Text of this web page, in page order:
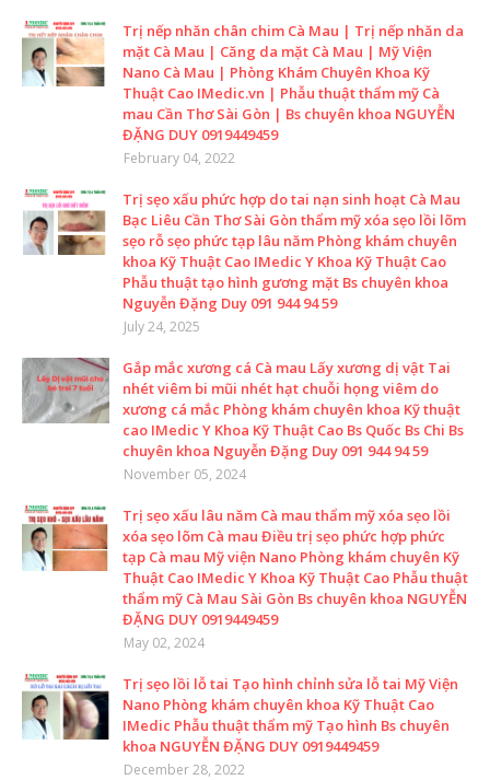
Trị nếp nhăn chân chim Cà Mau | Trị nếp nhăn da
mặt Cà Mau | Căng da mặt Cà Mau | Mỹ Viện
Nano Cà Mau | Phòng Khám Chuyên Khoa Kỹ
Thuật Cao IMedic.vn | Phẫu thuật thẩm mỹ Cà
mau Cần Thơ Sài Gòn | Bs chuyên khoa NGUYỄN
ĐẶNG DUY 0919449459
February 04, 2022
Trị sẹo xấu phức hợp do tai nạn sinh hoạt Cà Mau
Bạc Liêu Cần Thơ Sài Gòn thẩm mỹ xóa sẹo lồi lõm
sẹo rỗ sẹo phức tạp lâu năm Phòng khám chuyên
khoa Kỹ Thuật Cao IMedic Y Khoa Kỹ Thuật Cao
Phẫu thuật tạo hình gương mặt Bs chuyên khoa
Nguyễn Đặng Duy 091 944 94 59
July 24, 2025
Gắp mắc xương cá Cà mau Lấy xương dị vật Tai
nhét viêm bi mũi nhét hạt chuỗi họng viêm do
xương cá mắc Phòng khám chuyên khoa Kỹ thuật
cao IMedic Y Khoa Kỹ Thuật Cao Bs Quốc Bs Chi Bs
chuyên khoa Nguyễn Đặng Duy 091 944 94 59
November 05, 2024
Trị sẹo xấu lâu năm Cà mau thẩm mỹ xóa sẹo lồi
xóa sẹo lõm Cà mau Điều trị sẹo phức hợp phức
tạp Cà mau Mỹ viện Nano Phòng khám chuyên Kỹ
Thuật Cao IMedic Y Khoa Kỹ Thuật Cao Phẫu thuật
thẩm mỹ Cà Mau Sài Gòn Bs chuyên khoa NGUYỄN
ĐẶNG DUY 0919449459
May 02, 2024
Trị sẹo lồi lỗ tai Tạo hình chỉnh sửa lỗ tai Mỹ Viện
Nano Phòng khám chuyên khoa Kỹ Thuật Cao
IMedic Phẫu thuật thẩm mỹ Tạo hình Bs chuyên
khoa NGUYỄN ĐẶNG DUY 0919449459
December 28, 2022